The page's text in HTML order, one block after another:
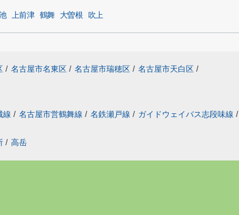
上前津 鶴舞 大曽根 吹上
/ 名古屋市名東区 / 名古屋市瑞穂区 / 名古屋市天白区 /
線 / 名古屋市営鶴舞線 / 名鉄瀬戸線 / ガイドウェイバス志段味線 /
/ 高岳